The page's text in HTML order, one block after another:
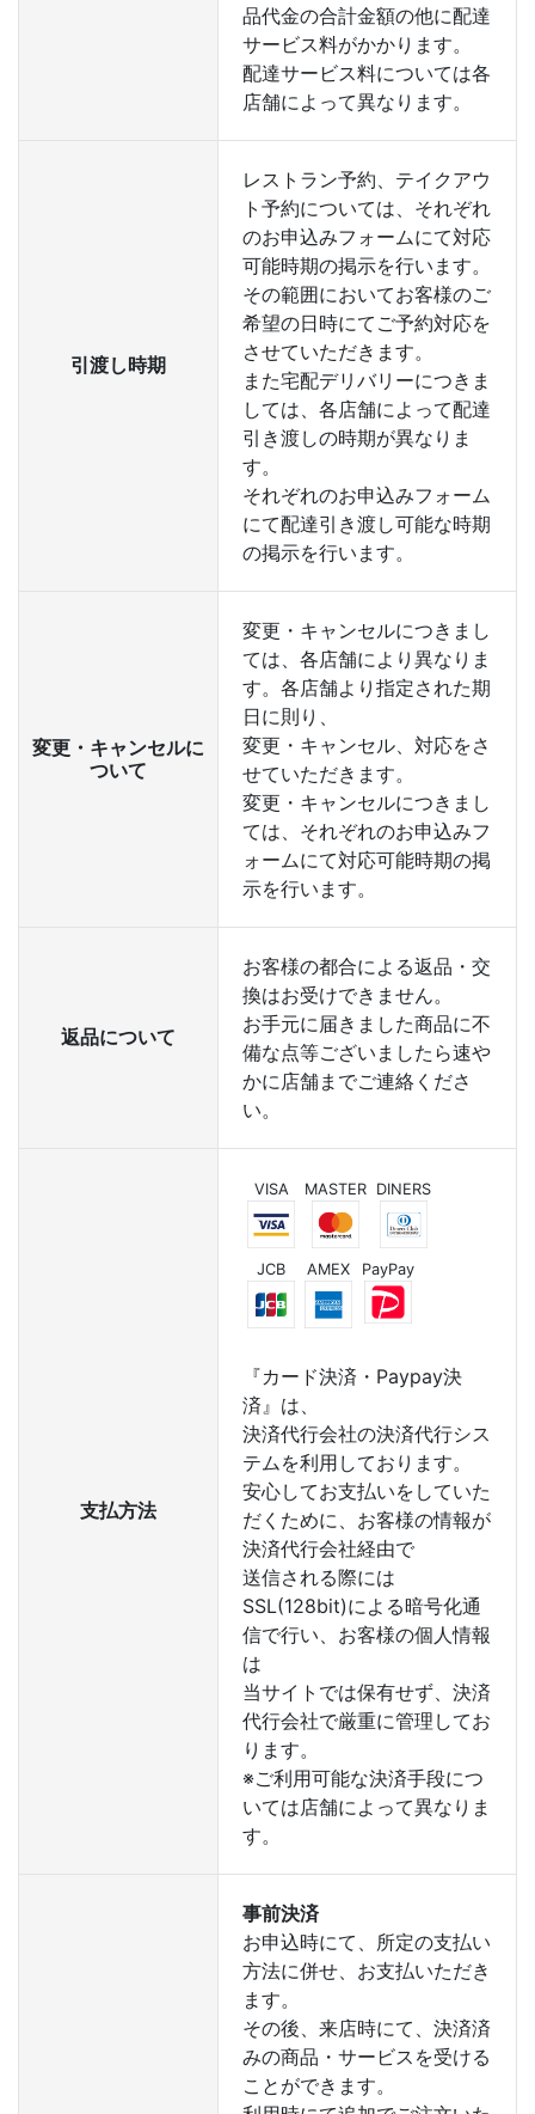
品代金の合計金額の他に配達
サービス料がかかります。
配達サービス料については各
店舗によって異なります。
引渡し時期
レストラン予約、テイクアウ
ト予約については、それぞれ
のお申込みフォームにて対応
可能時期の掲示を行います。
その範囲においてお客様のご
希望の日時にてご予約対応を
させていただきます。
また宅配デリバリーにつきま
しては、各店舗によって配達
引き渡しの時期が異なりま
す。
それぞれのお申込みフォーム
にて配達引き渡し可能な時期
の掲示を行います。
変更・キャンセルに
ついて
変更・キャンセルにつきまし
ては、各店舗により異なりま
す。各店舗より指定された期
日に則り、
変更・キャンセル、対応をさ
せていただきます。
変更・キャンセルにつきまし
ては、それぞれのお申込みフ
ォームにて対応可能時期の掲
示を行います。
返品について
お客様の都合による返品・交
換はお受けできません。
お手元に届きました商品に不
備な点等ございましたら速や
かに店舗までご連絡くださ
い。
支払方法
VISA MASTER DINERS
JCB AMEX PayPay
『カード決済・Paypay決
済』は、
決済代行会社の決済代行シス
テムを利用しております。
安心してお支払いをしていた
だくために、お客様の情報が
決済代行会社経由で
送信される際には
SSL(128bit)による暗号化通
信で行い、お客様の個人情報
は
当サイトでは保有せず、決済
代行会社で厳重に管理してお
ります。
※ご利用可能な決済手段につ
いては店舗によって異なりま
す。
事前決済
お申込時にて、所定の支払い
方法に併せ、お支払いただき
ます。
その後、来店時にて、決済済
みの商品・サービスを受ける
ことができます。